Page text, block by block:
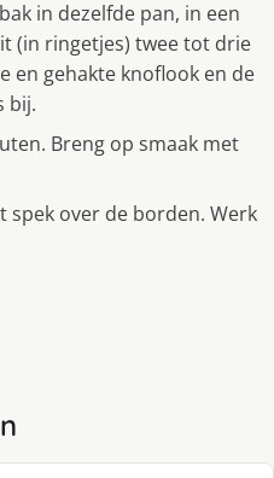
in dezelfde pan, in een
(in ringetjes) twee tot drie
en gehakte knoflook en de
bij.
Breng op smaak met
spek over de borden. Werk